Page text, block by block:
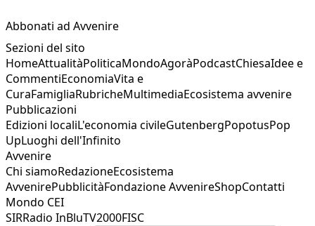
Abbonati ad Avvenire
Sezioni del sito
HomeAttualitàPoliticaMondoAgoràPodcastChiesaIdee e
CommentiEconomiaVita e
CuraFamigliaRubricheMultimediaEcosistema avvenire
Pubblicazioni
Edizioni localiL'economia civileGutenbergPopotusPop
UpLuoghi dell'Infinito
Avvenire
Chi siamoRedazioneEcosistema
AvvenirePubblicitàFondazione AvvenireShopContatti
Mondo CEI
SIRRadio InBluTV2000FISC